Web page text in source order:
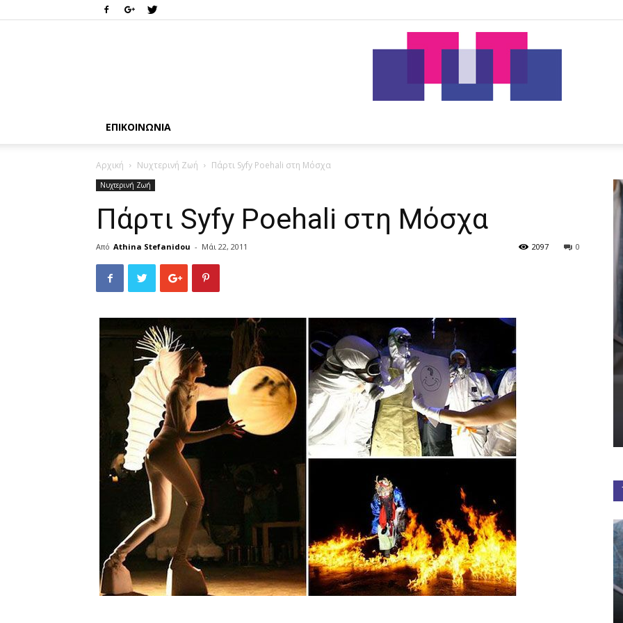
ΕΠΙΚΟΙΝΩΝΊΑ
Αρχική Νυχτερινή Ζωή Πάρτι Syfy Poehali στη Μόσχα
Νυχτερινή Ζωή
Πάρτι Syfy Poehali στη Μόσχα
Από Athina Stefanidou - Μάι 22, 2011 0
2097